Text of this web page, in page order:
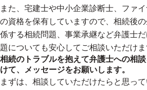
また、宅建士や中小企業診断士、ファ
の資格を保有していますので、相続後
係する相続問題、事業承継など弁護士
題についても安心してご相談いただけま
相続のトラブルを抱えて弁護士への相
けて、メッセージをお願いします。
まずは、相談していただけたらと思っ